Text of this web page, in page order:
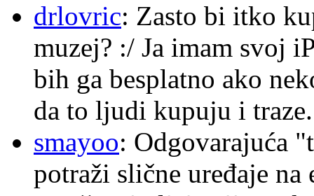
drlovric: Zasto bi itko
muzej? :/ Ja imam svoj
bih ga besplatno ako
da to ljudi kupuju i traze.
smayoo: Odgovarajuća
potraži slične uređaje